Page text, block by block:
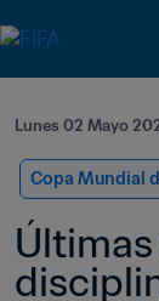
Lunes 02 Mayo
Copa Mundial